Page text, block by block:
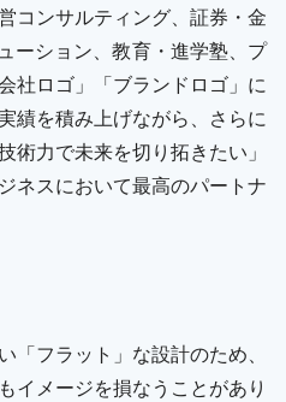
コンサルティング、証券・金
ーション、教育・進学塾、プ
社ロゴ」「ブランドロゴ」に
績を積み上げながら、さらに
術力で未来を切り拓きたい」
ネスにおいて最高のパートナ
フラット」な設計のため、
イメージを損なうことがあり